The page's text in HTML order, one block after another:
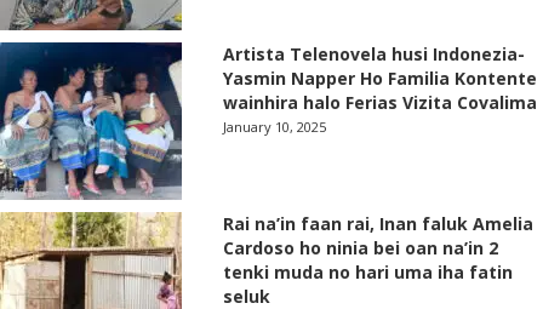
Artista Telenovela husi Indonezia-
Yasmin Napper Ho Familia Kontente
wainhira halo Ferias Vizita Covalima
January 10, 2025
Rai na’in faan rai, Inan faluk Amelia
Cardoso ho ninia bei oan na’in 2
tenki muda no hari uma iha fatin
seluk